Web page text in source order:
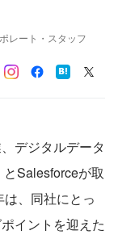
レート・スタッフ
デジタルデータ
Salesforceが取
、同社にとっ
イントを迎えた